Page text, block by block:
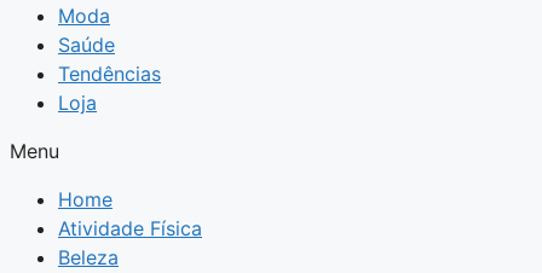
Moda
Saúde
Tendências
Loja
Menu
Home
Atividade Física
Beleza